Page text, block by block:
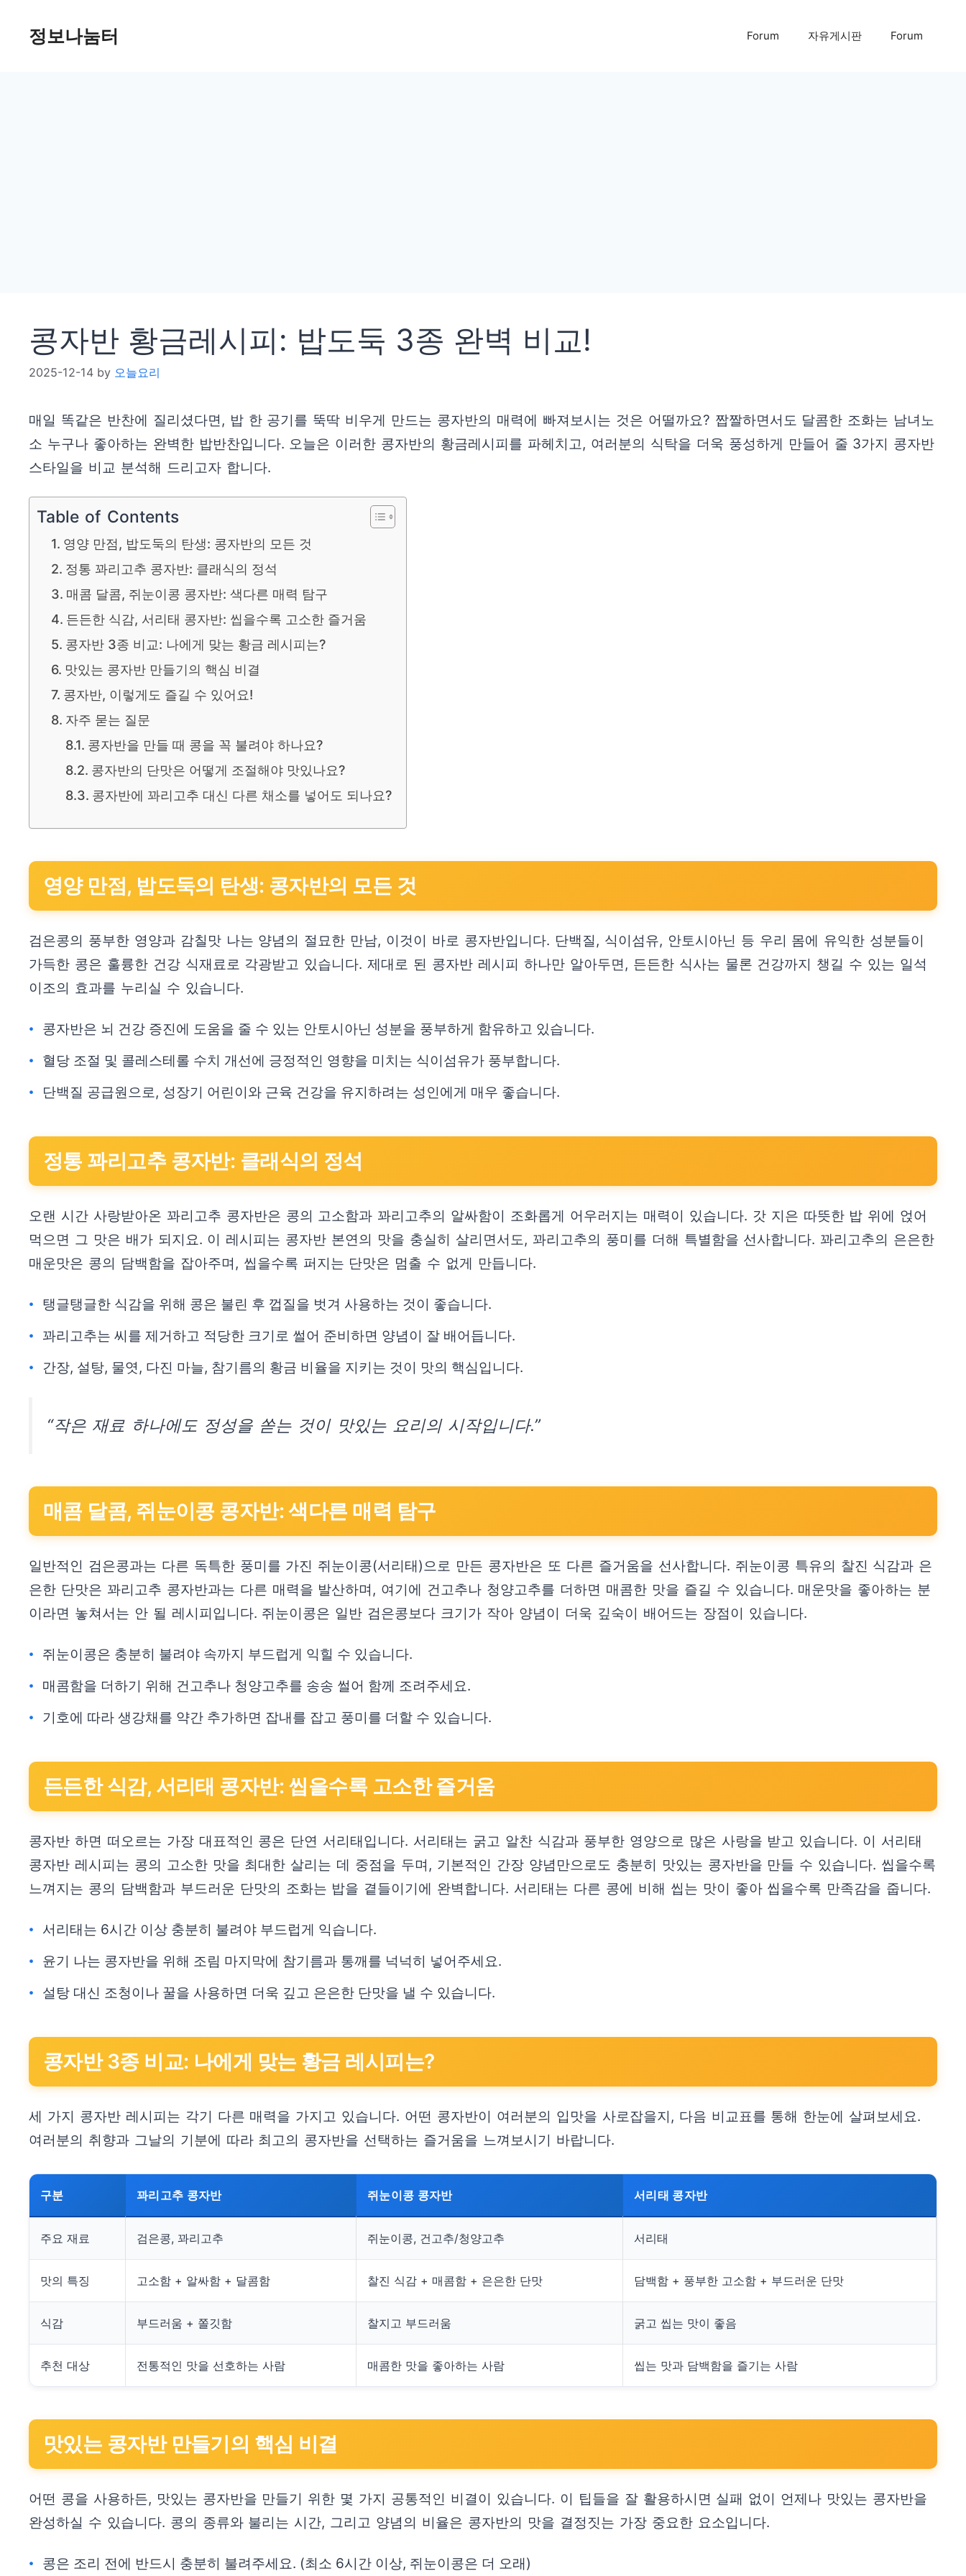
정보나눔터 Forum 자유게시판 Forum
콩자반 황금레시피: 밥도둑 3종 완벽 비교!
2025-12-14 by 오늘요리
매일 똑같은 반찬에 질리셨다면, 밥 한 공기를 뚝딱 비우게 만드는 콩자반의 매력에 빠져보시는 것은 어떨까요? 짭짤하면서도 달콤한 조화는 남녀노
소 누구나 좋아하는 완벽한 밥반찬입니다. 오늘은 이러한 콩자반의 황금레시피를 파헤치고, 여러분의 식탁을 더욱 풍성하게 만들어 줄 3가지 콩자반
스타일을 비교 분석해 드리고자 합니다.
Table of Contents
영양 만점, 밥도둑의 탄생: 콩자반의 모든 것
정통 꽈리고추 콩자반: 클래식의 정석
매콤 달콤, 쥐눈이콩 콩자반: 색다른 매력 탐구
든든한 식감, 서리태 콩자반: 씹을수록 고소한 즐거움
콩자반 3종 비교: 나에게 맞는 황금 레시피는?
맛있는 콩자반 만들기의 핵심 비결
콩자반, 이렇게도 즐길 수 있어요!
자주 묻는 질문
콩자반을 만들 때 콩을 꼭 불려야 하나요?
콩자반의 단맛은 어떻게 조절해야 맛있나요?
콩자반에 꽈리고추 대신 다른 채소를 넣어도 되나요?
영양 만점, 밥도둑의 탄생: 콩자반의 모든 것
검은콩의 풍부한 영양과 감칠맛 나는 양념의 절묘한 만남, 이것이 바로 콩자반입니다. 단백질, 식이섬유, 안토시아닌 등 우리 몸에 유익한 성분들이
가득한 콩은 훌륭한 건강 식재료로 각광받고 있습니다. 제대로 된 콩자반 레시피 하나만 알아두면, 든든한 식사는 물론 건강까지 챙길 수 있는 일석
이조의 효과를 누리실 수 있습니다.
콩자반은 뇌 건강 증진에 도움을 줄 수 있는 안토시아닌 성분을 풍부하게 함유하고 있습니다.
혈당 조절 및 콜레스테롤 수치 개선에 긍정적인 영향을 미치는 식이섬유가 풍부합니다.
단백질 공급원으로, 성장기 어린이와 근육 건강을 유지하려는 성인에게 매우 좋습니다.
정통 꽈리고추 콩자반: 클래식의 정석
오랜 시간 사랑받아온 꽈리고추 콩자반은 콩의 고소함과 꽈리고추의 알싸함이 조화롭게 어우러지는 매력이 있습니다. 갓 지은 따뜻한 밥 위에 얹어
먹으면 그 맛은 배가 되지요. 이 레시피는 콩자반 본연의 맛을 충실히 살리면서도, 꽈리고추의 풍미를 더해 특별함을 선사합니다. 꽈리고추의 은은한
매운맛은 콩의 담백함을 잡아주며, 씹을수록 퍼지는 단맛은 멈출 수 없게 만듭니다.
탱글탱글한 식감을 위해 콩은 불린 후 껍질을 벗겨 사용하는 것이 좋습니다.
꽈리고추는 씨를 제거하고 적당한 크기로 썰어 준비하면 양념이 잘 배어듭니다.
간장, 설탕, 물엿, 다진 마늘, 참기름의 황금 비율을 지키는 것이 맛의 핵심입니다.
“작은 재료 하나에도 정성을 쏟는 것이 맛있는 요리의 시작입니다.”
매콤 달콤, 쥐눈이콩 콩자반: 색다른 매력 탐구
일반적인 검은콩과는 다른 독특한 풍미를 가진 쥐눈이콩(서리태)으로 만든 콩자반은 또 다른 즐거움을 선사합니다. 쥐눈이콩 특유의 찰진 식감과 은
은한 단맛은 꽈리고추 콩자반과는 다른 매력을 발산하며, 여기에 건고추나 청양고추를 더하면 매콤한 맛을 즐길 수 있습니다. 매운맛을 좋아하는 분
이라면 놓쳐서는 안 될 레시피입니다. 쥐눈이콩은 일반 검은콩보다 크기가 작아 양념이 더욱 깊숙이 배어드는 장점이 있습니다.
쥐눈이콩은 충분히 불려야 속까지 부드럽게 익힐 수 있습니다.
매콤함을 더하기 위해 건고추나 청양고추를 송송 썰어 함께 조려주세요.
기호에 따라 생강채를 약간 추가하면 잡내를 잡고 풍미를 더할 수 있습니다.
든든한 식감, 서리태 콩자반: 씹을수록 고소한 즐거움
콩자반 하면 떠오르는 가장 대표적인 콩은 단연 서리태입니다. 서리태는 굵고 알찬 식감과 풍부한 영양으로 많은 사랑을 받고 있습니다. 이 서리태
콩자반 레시피는 콩의 고소한 맛을 최대한 살리는 데 중점을 두며, 기본적인 간장 양념만으로도 충분히 맛있는 콩자반을 만들 수 있습니다. 씹을수록
느껴지는 콩의 담백함과 부드러운 단맛의 조화는 밥을 곁들이기에 완벽합니다. 서리태는 다른 콩에 비해 씹는 맛이 좋아 씹을수록 만족감을 줍니다.
서리태는 6시간 이상 충분히 불려야 부드럽게 익습니다.
윤기 나는 콩자반을 위해 조림 마지막에 참기름과 통깨를 넉넉히 넣어주세요.
설탕 대신 조청이나 꿀을 사용하면 더욱 깊고 은은한 단맛을 낼 수 있습니다.
콩자반 3종 비교: 나에게 맞는 황금 레시피는?
세 가지 콩자반 레시피는 각기 다른 매력을 가지고 있습니다. 어떤 콩자반이 여러분의 입맛을 사로잡을지, 다음 비교표를 통해 한눈에 살펴보세요.
여러분의 취향과 그날의 기분에 따라 최고의 콩자반을 선택하는 즐거움을 느껴보시기 바랍니다.
구분 꽈리고추 콩자반 쥐눈이콩 콩자반 서리태 콩자반
주요 재료 검은콩, 꽈리고추 쥐눈이콩, 건고추/청양고추 서리태
맛의 특징 고소함 + 알싸함 + 달콤함 찰진 식감 + 매콤함 + 은은한 단맛 담백함 + 풍부한 고소함 + 부드러운 단맛
식감 부드러움 + 쫄깃함 찰지고 부드러움 굵고 씹는 맛이 좋음
추천 대상 전통적인 맛을 선호하는 사람 매콤한 맛을 좋아하는 사람 씹는 맛과 담백함을 즐기는 사람
맛있는 콩자반 만들기의 핵심 비결
어떤 콩을 사용하든, 맛있는 콩자반을 만들기 위한 몇 가지 공통적인 비결이 있습니다. 이 팁들을 잘 활용하시면 실패 없이 언제나 맛있는 콩자반을
완성하실 수 있습니다. 콩의 종류와 불리는 시간, 그리고 양념의 비율은 콩자반의 맛을 결정짓는 가장 중요한 요소입니다.
콩은 조리 전에 반드시 충분히 불려주세요. (최소 6시간 이상, 쥐눈이콩은 더 오래)